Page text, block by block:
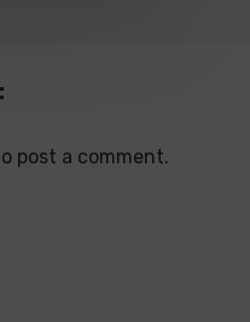
post a comment.